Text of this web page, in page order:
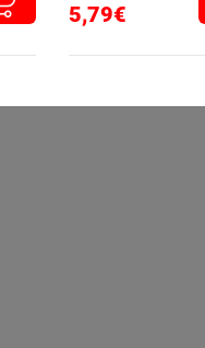
5,79€